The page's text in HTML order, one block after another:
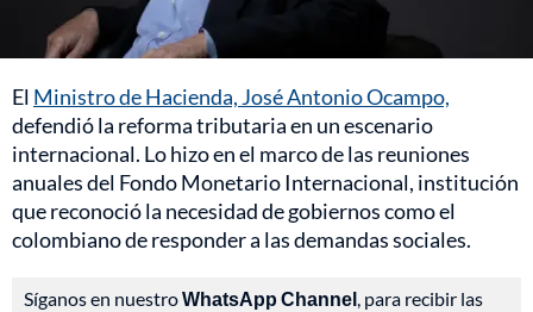
El Ministro de Hacienda, José Antonio Ocampo,
defendió la reforma tributaria en un escenario
internacional. Lo hizo en el marco de las reuniones
anuales del Fondo Monetario Internacional, institución
que reconoció la necesidad de gobiernos como el
colombiano de responder a las demandas sociales.
Síganos en nuestroWhatsApp Channel , para recibir las